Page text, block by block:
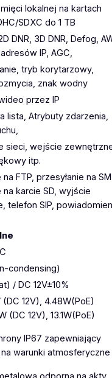
lokalnej na kartach
SDXC do 1 TB
DNR, 3D DNR, Defog,
IP, AGC,
tryb korytarzowy,
znak wodny
przez IP
lista, Atrybuty zdarzenia,
sieci, wejście
itp.
na FTP, przesyłanie na
na karcie SD, wyjście
telefon SIP,
condensing)
/ DC 12V±10%
(DC 12V), 4.48W(PoE)
(DC 12V), 13.1W(PoE)
IP67 zapewniający
warunki atmosferyczne